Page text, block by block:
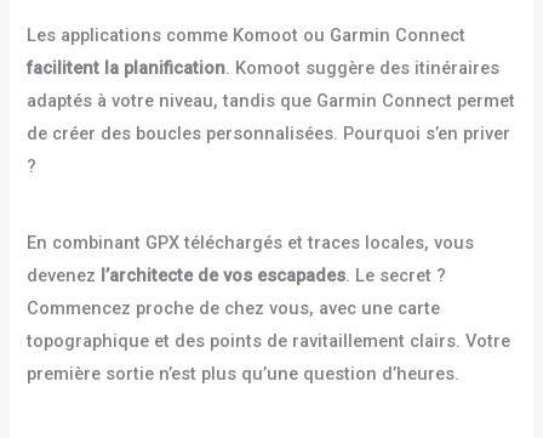
Les applications comme Komoot ou Garmin Connect
facilitent la planification. Komoot suggère des itinéraires
adaptés à votre niveau, tandis que Garmin Connect permet
de créer des boucles personnalisées. Pourquoi s’en priver
?
En combinant GPX téléchargés et traces locales, vous
devenez l’architecte de vos escapades. Le secret ?
Commencez proche de chez vous, avec une carte
topographique et des points de ravitaillement clairs. Votre
première sortie n’est plus qu’une question d’heures.